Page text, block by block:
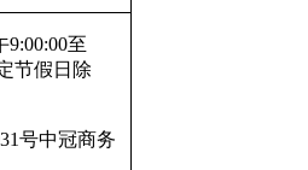
9:00:00至
节假日除
号中冠商务